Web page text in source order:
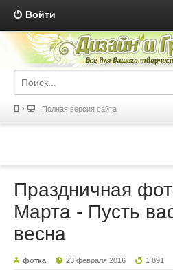
Войти
Полная версия сайта
Праздничная
Марта - Пусть
весна
фотка 23 февраля 2016 1 891